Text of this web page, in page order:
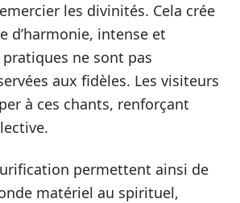
les divinités. Cela crée
d’harmonie, intense et
ne sont pas
aux fidèles. Les visiteurs
à ces chants, renforçant
permettent ainsi de
matériel au spirituel,